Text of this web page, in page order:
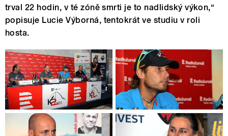
trval 22 hodin, v té zóně smrti je to nadlidský výkon,“
popisuje Lucie Výborná, tentokrát ve studiu v roli
hosta.